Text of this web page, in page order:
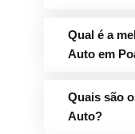
Qual é a
Auto em
Quais são
Auto?